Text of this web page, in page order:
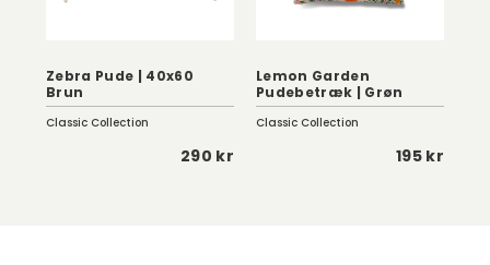
Zebra Pude | 40x60
Brun
Classic Collection
290 kr
Lemon Garden
Pudebetræk | Grøn
Classic Collection
195 kr